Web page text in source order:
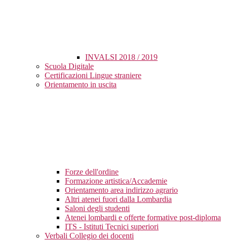
INVALSI 2018 / 2019
Scuola Digitale
Certificazioni Lingue straniere
Orientamento in uscita
Forze dell'ordine
Formazione artistica/Accademie
Orientamento area indirizzo agrario
Altri atenei fuori dalla Lombardia
Saloni degli studenti
Atenei lombardi e offerte formative post-diploma
ITS - Istituti Tecnici superiori
Verbali Collegio dei docenti